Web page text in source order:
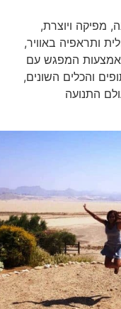
ויוצרת,
באוויר,
המפגש עם
והכלים השונים,
התנועה